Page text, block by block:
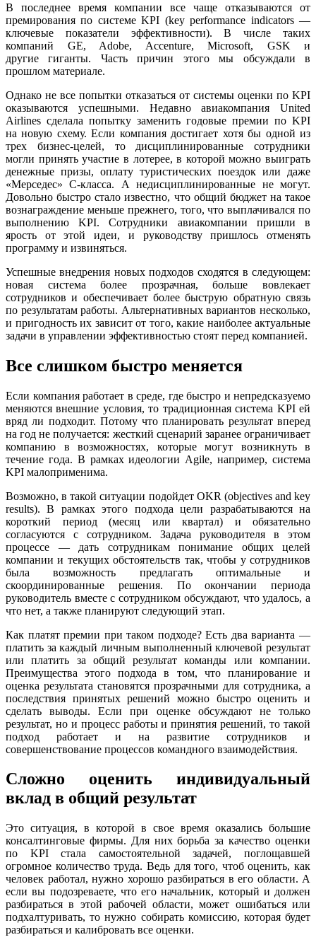
В последнее время компании все чаще отказываются от
премирования по системе KPI (key performance indicators —
ключевые показатели эффективности). В числе таких
компаний GE, Adobe, Accenture, Microsoft, GSK и
другие гиганты. Часть причин этого мы обсуждали в
прошлом материале.
Однако не все попытки отказаться от системы оценки по KPI
оказываются успешными. Недавно авиакомпания United
Airlines сделала попытку заменить годовые премии по KPI
на новую схему. Если компания достигает хотя бы одной из
трех бизнес-целей, то дисциплинированные сотрудники
могли принять участие в лотерее, в которой можно выиграть
денежные призы, оплату туристических поездок или даже
«Мерседес» С-класса. А недисциплинированные не могут.
Довольно быстро стало известно, что общий бюджет на такое
вознаграждение меньше прежнего, того, что выплачивался по
выполнению KPI. Сотрудники авиакомпании пришли в
ярость от этой идеи, и руководству пришлось отменять
программу и извиняться.
Успешные внедрения новых подходов сходятся в следующем:
новая система более прозрачная, больше вовлекает
сотрудников и обеспечивает более быструю обратную связь
по результатам работы. Альтернативных вариантов несколько,
и пригодность их зависит от того, какие наиболее актуальные
задачи в управлении эффективностью стоят перед компанией.
Все слишком быстро меняется
Если компания работает в среде, где быстро и непредсказуемо
меняются внешние условия, то традиционная система KPI ей
вряд ли подходит. Потому что планировать результат вперед
на год не получается: жесткий сценарий заранее ограничивает
компанию в возможностях, которые могут возникнуть в
течение года. В рамках идеологии Agile, например, система
KPI малоприменима.
Возможно, в такой ситуации подойдет OKR (objectives and key
results). В рамках этого подхода цели разрабатываются на
короткий период (месяц или квартал) и обязательно
согласуются с сотрудником. Задача руководителя в этом
процессе — дать сотрудникам понимание общих целей
компании и текущих обстоятельств так, чтобы у сотрудников
была возможность предлагать оптимальные и
скоординированные решения. По окончании периода
руководитель вместе с сотрудником обсуждают, что удалось, а
что нет, а также планируют следующий этап.
Как платят премии при таком подходе? Есть два варианта —
платить за каждый личным выполненный ключевой результат
или платить за общий результат команды или компании.
Преимущества этого подхода в том, что планирование и
оценка результата становятся прозрачными для сотрудника, а
последствия принятых решений можно быстро оценить и
сделать выводы. Если при оценке обсуждают не только
результат, но и процесс работы и принятия решений, то такой
подход работает и на развитие сотрудников и
совершенствование процессов командного взаимодействия.
Сложно оценить индивидуальный
вклад в общий результат
Это ситуация, в которой в свое время оказались большие
консалтинговые фирмы. Для них борьба за качество оценки
по KPI стала самостоятельной задачей, поглощавшей
огромное количество труда. Ведь для того, чтоб оценить, как
человек работал, нужно хорошо разбираться в его области. А
если вы подозреваете, что его начальник, который и должен
разбираться в этой рабочей области, может ошибаться или
подхалтуривать, то нужно собирать комиссию, которая будет
разбираться и калибровать все оценки.